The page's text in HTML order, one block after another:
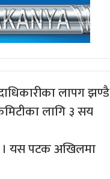
लापग झण्डै
लागि ३ सय
। यस पटक अखिलमा